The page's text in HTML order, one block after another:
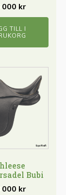
000 kr
TILL I
Bubi
000 kr